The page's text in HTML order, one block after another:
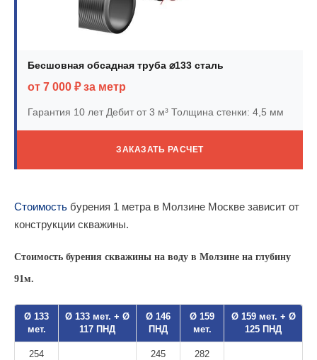
Бесшовная обсадная труба ⌀133 сталь
от 7 000 ₽ за метр
Гарантия 10 летДебит от 3 м³ Толщина стенки: 4,5 мм
ЗАКАЗАТЬ РАСЧЕТ
Стоимость бурения 1 метра в Молзине Москве зависит от
конструкции скважины.
Стоимость бурения скважины на воду в Молзине на глубину
91м.
Ø 133
мет.
Ø 133 мет. + Ø
117 ПНД
Ø 146
ПНД
Ø 159
мет.
Ø 159 мет. + Ø
125 ПНД
254
245
282